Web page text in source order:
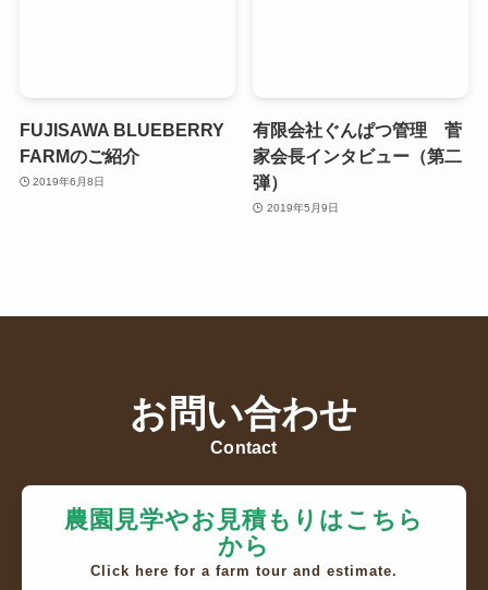
FUJISAWA BLUEBERRY
FARMのご紹介
2019年6月8日
有限会社ぐんぱつ管理 菅
家会長インタビュー（第二
弾）
2019年5月9日
お問い合わせ
Contact
農園見学やお見積もりはこちら
から
Click here for a farm tour and estimate.